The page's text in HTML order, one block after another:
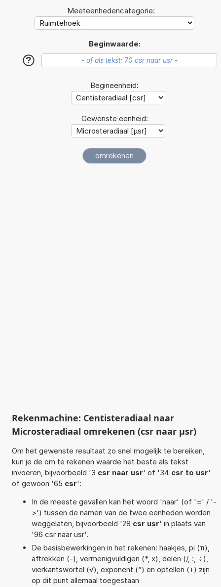
Meeteenhedencategorie:
Beginwaarde:
?
Begineenheid:
Gewenste eenheid:
Rekenmachine: Centisteradiaal naar
Microsteradiaal omrekenen (csr naar µsr)
Om het gewenste resultaat zo snel mogelijk te bereiken,
kun je de om te rekenen waarde het beste als tekst
invoeren, bijvoorbeeld '3 csr naar usr' of '34 csr to usr'
of gewoon '65 csr':
In de meeste gevallen kan het woord 'naar' (of '=' / '-
>') tussen de namen van de twee eenheden worden
weggelaten, bijvoorbeeld '28 csr usr' in plaats van
'96 csr naar usr'.
De basisbewerkingen in het rekenen: haakjes, pi (π),
aftrekken (-), vermenigvuldigen (*, x), delen (/, :, ÷),
vierkantswortel (√), exponent (^) en optellen (+) zijn
op dit punt allemaal toegestaan